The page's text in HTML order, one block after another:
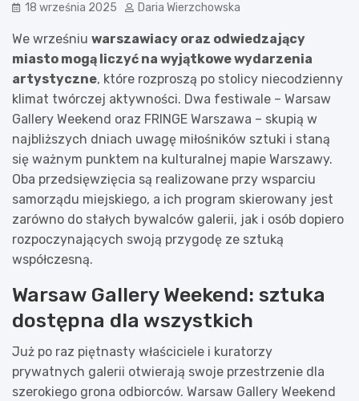
18 września 2025 Daria Wierzchowska
We wrześniu warszawiacy oraz odwiedzający
miasto mogą liczyć na wyjątkowe wydarzenia
artystyczne, które rozproszą po stolicy niecodzienny
klimat twórczej aktywności. Dwa festiwale – Warsaw
Gallery Weekend oraz FRINGE Warszawa – skupią w
najbliższych dniach uwagę miłośników sztuki i staną
się ważnym punktem na kulturalnej mapie Warszawy.
Oba przedsięwzięcia są realizowane przy wsparciu
samorządu miejskiego, a ich program skierowany jest
zarówno do stałych bywalców galerii, jak i osób dopiero
rozpoczynających swoją przygodę ze sztuką
współczesną.
Warsaw Gallery Weekend: sztuka
dostępna dla wszystkich
Już po raz piętnasty właściciele i kuratorzy
prywatnych galerii otwierają swoje przestrzenie dla
szerokiego grona odbiorców. Warsaw Gallery Weekend